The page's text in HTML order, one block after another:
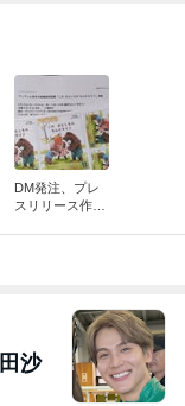
DM発注、プレ
スリリース作製
沙